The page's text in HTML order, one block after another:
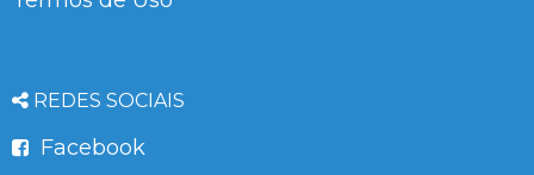
REDES SOCIAIS
Facebook